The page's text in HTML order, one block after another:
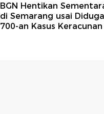
BGN Hentikan
di Semarang usai
700-an Kasus Keracunan